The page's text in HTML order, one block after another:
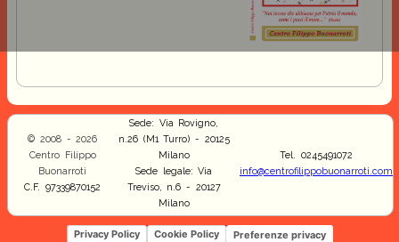
© 2008 - 2026
Centro Filippo
Buonarroti
C.F. 97339870152
Sede: Via Rovigno,
n.26 (M1 Turro) - 20125
Milano
Sede legale: Via
Treviso, n.6 - 20127
Milano
Tel. 0245491072
info@centrofilippobuonarroti.com
Privacy Policy Cookie Policy Preferenze privacy